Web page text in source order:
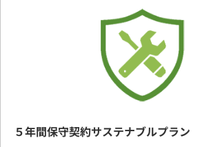
５年間保守契約サステナブルプラン